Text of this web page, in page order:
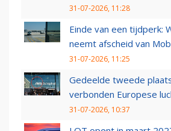
31-07-2026, 11:28
Einde van een tijdperk:
neemt afscheid van
31-07-2026, 11:25
Gedeelde tweede
verbonden Europese
31-07-2026, 10:37